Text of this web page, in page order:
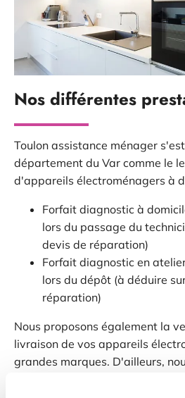
Nos différentes
Toulon assistance ménager
département du Var comme le
d'appareils électroménagers à
Forfait diagnostic à
lors du passage du
devis de réparation)
Forfait diagnostic en
lors du dépôt (à déduire
réparation)
Nous proposons également la
livraison de vos appareils
grandes marques. D'ailleurs,
cette offre de service